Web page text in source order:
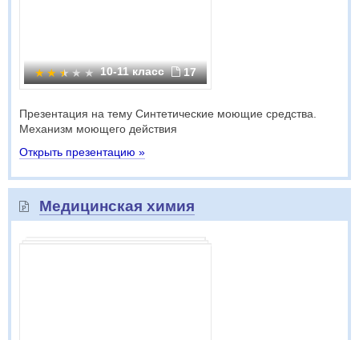
10-11 класс 17
Презентация на тему Синтетические моющие средства.
Механизм моющего действия
Открыть презентацию »
Медицинская химия